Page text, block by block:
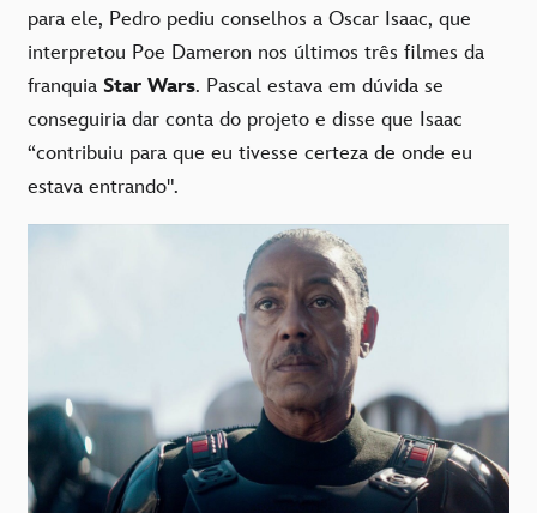
para ele, Pedro pediu conselhos a Oscar Isaac, que
interpretou Poe Dameron nos últimos três filmes da
franquia Star Wars. Pascal estava em dúvida se
conseguiria dar conta do projeto e disse que Isaac
“contribuiu para que eu tivesse certeza de onde eu
estava entrando".